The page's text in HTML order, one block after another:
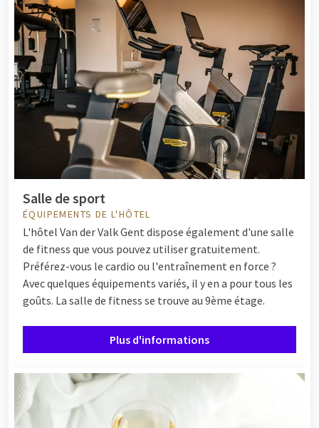
Salle de sport
ÉQUIPEMENTS DE L'HÔTEL
L'hôtel Van der Valk Gent dispose également d'une salle
de fitness que vous pouvez utiliser gratuitement.
Préférez-vous le cardio ou l'entraînement en force ?
Avec quelques équipements variés, il y en a pour tous les
goûts. La salle de fitness se trouve au 9ème étage.
Plus d'informations